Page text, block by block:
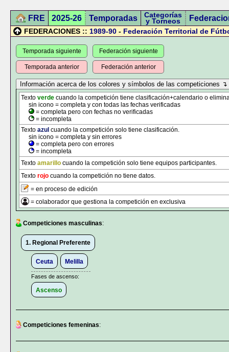
FRE 2025-26 Temporadas Categorías
y Torneos
FEDERACIONES :: 1989-90 - Federación Territorial de
Temporada siguiente
Temporada anterior
Federación siguiente
Federación anterior
Texto verde cuando la competición tiene clasificación+calendario o
sin icono = completa y con todas las fechas verificadas
= completa pero con fechas no verificadas
= incompleta
Texto azul cuando la competición solo tiene clasificación.
sin icono = completa y sin errores
= completa pero con errores
= incompleta
Texto amarillo cuando la competición solo tiene equipos participantes.
Texto rojo cuando la competición no tiene datos.
= en proceso de edición
= colaborador que gestiona la competición en exclusiva
Competiciones masculinas:
1. Regional Preferente
Ceuta Melilla
Fases de ascenso:
Ascenso
Competiciones femeninas: